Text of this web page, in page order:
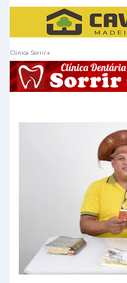
Clinica Sorrir+